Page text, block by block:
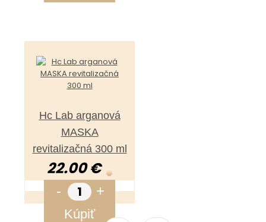
Hc Lab arganová
MASKA
revitalizačná 300 ml
22.00 €
- +
Kúpiť